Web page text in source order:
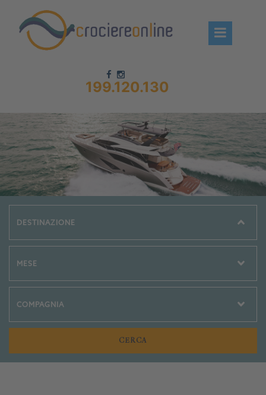
199.120.130
Chi siamo – CrociereOnLine
Destinazioni Crociere
Prenota crociere
News